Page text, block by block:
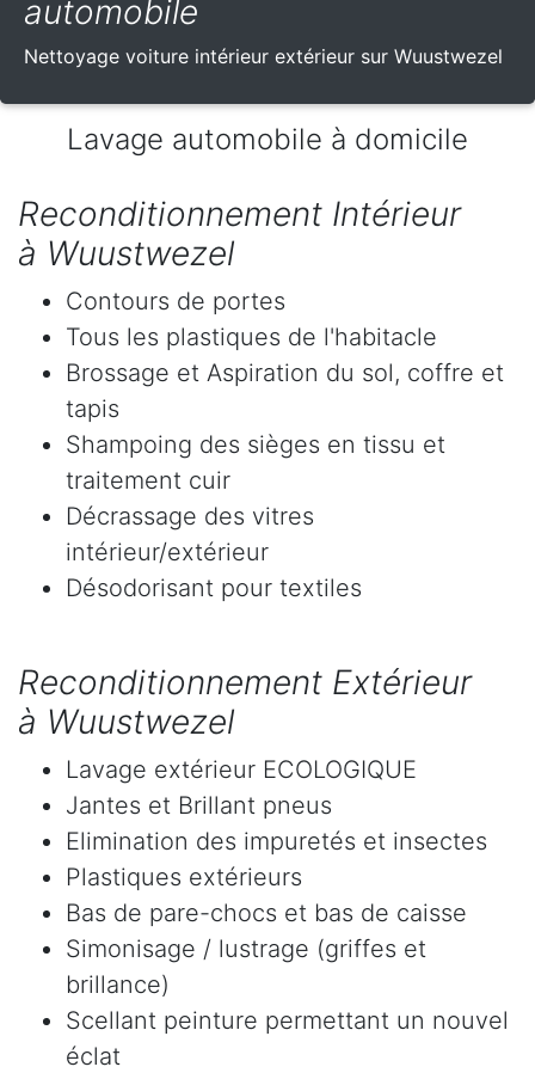
automobile
Nettoyage voiture intérieur extérieur sur Wuustwezel
Lavage automobile à domicile
Reconditionnement Intérieur
à Wuustwezel
Contours de portes
Tous les plastiques de l'habitacle
Brossage et Aspiration du sol, coffre et
tapis
Shampoing des sièges en tissu et
traitement cuir
Décrassage des vitres
intérieur/extérieur
Désodorisant pour textiles
Reconditionnement Extérieur
à Wuustwezel
Lavage extérieur ECOLOGIQUE
Jantes et Brillant pneus
Elimination des impuretés et insectes
Plastiques extérieurs
Bas de pare-chocs et bas de caisse
Simonisage / lustrage (griffes et
brillance)
Scellant peinture permettant un nouvel
éclat